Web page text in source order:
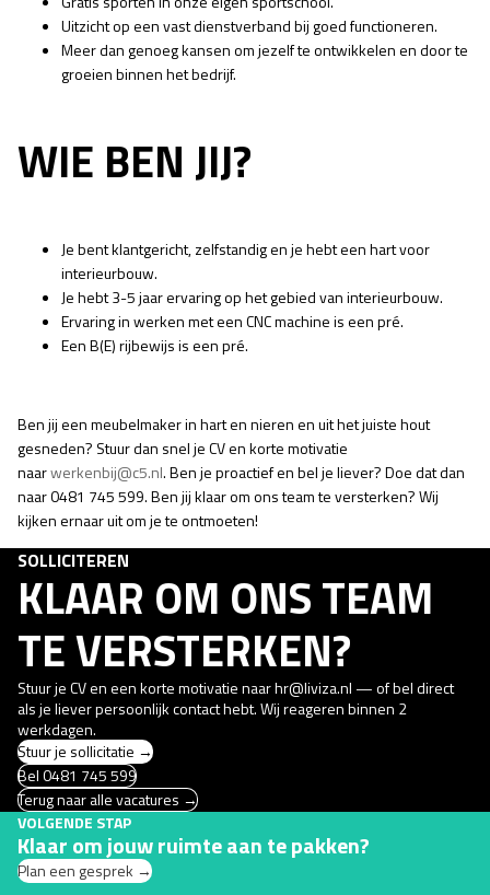
Uitzicht op een vast dienstverband bij goed functioneren.
Meer dan genoeg kansen om jezelf te ontwikkelen en door te
groeien binnen het bedrijf.
WIE BEN JIJ?
Je bent klantgericht, zelfstandig en je hebt een hart voor
interieurbouw.
Je hebt 3-5 jaar ervaring op het gebied van interieurbouw.
Ervaring in werken met een CNC machine is een pré.
Een B(E) rijbewijs is een pré.
Ben jij een meubelmaker in hart en nieren en uit het juiste hout
gesneden? Stuur dan snel je CV en korte motivatie
naarwerkenbij@c5.nl. Ben je proactief en bel je liever? Doe dat dan
naar 0481 745 599. Ben jij klaar om ons team te versterken? Wij
kijken ernaar uit om je te ontmoeten!
SOLLICITEREN
KLAAR OM ONS TEAM
TE VERSTERKEN?
Stuur je CV en een korte motivatie naarhr@liviza.nl — of bel direct
als je liever persoonlijk contact hebt. Wij reageren binnen 2
werkdagen.
Stuur je sollicitatie →
Bel 0481 745 599
Terug naar alle vacatures →
VOLGENDE STAP
Klaar om jouw ruimte aan te pakken?
Plan een gesprek →